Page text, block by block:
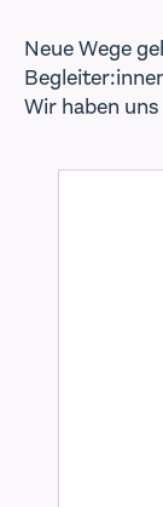
Neue Wege
Wir haben